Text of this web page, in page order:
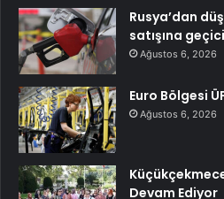
Rusya’dan
satışına
Ağustos 6, 2026
Euro Bölgesi
Ağustos 6, 2026
Devam Ediyor